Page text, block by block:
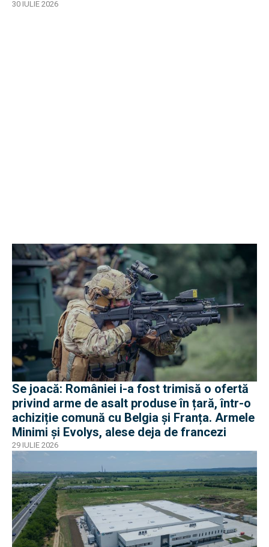
30 IULIE 2026
Se joacă: României i-a fost trimisă o ofertă
privind arme de asalt produse în țară, într-o
achiziție comună cu Belgia și Franța. Armele
Minimi și Evolys, alese deja de francezi
29 IULIE 2026